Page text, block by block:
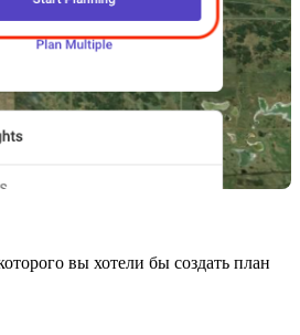
вы хотели бы создать план